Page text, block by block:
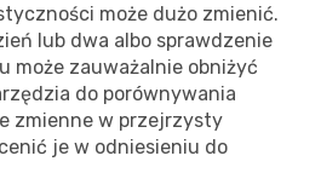
może dużo zmienić.
lub dwa albo sprawdzenie
może zauważalnie obniżyć
do porównywania
zmienne w przejrzysty
je w odniesieniu do